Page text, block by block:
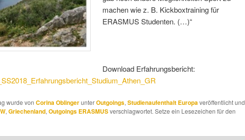
machen wie z. B. Kickboxtraining für
ERASMUS Studenten. (…)“
Download Erfahrungsbericht:
wurde von Corina OblingerunterOutgoings, Studienaufenthalt Europaveröffentlicht und
, Griechenland, Outgoings ERASMUSverschlagwortet. Setze ein Lesezeichen für den